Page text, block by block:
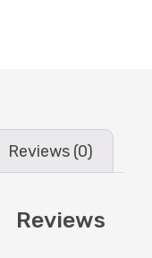
Reviews (0)
Reviews